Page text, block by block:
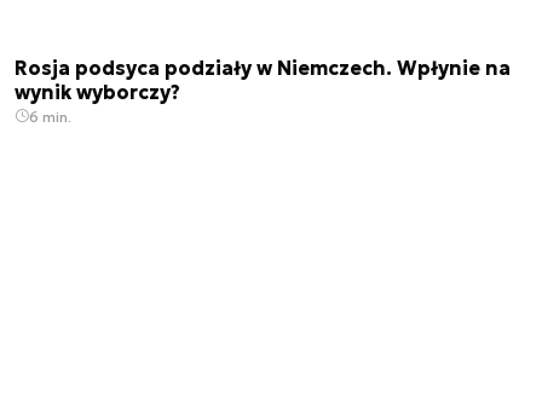
Rosja podsyca podziały w Niemczech. Wpłynie na
wynik wyborczy?
6 min.